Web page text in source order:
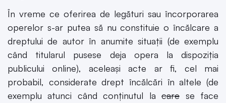
În vreme ce oferirea de legături sau încorporarea
operelor s-ar putea să nu constituie o încălcare a
dreptului de autor în anumite situații (de exemplu
când titularul pusese deja opera la dispoziția
publicului online), aceleași acte ar fi, cel mai
probabil, considerate drept încălcări în altele (de
exemplu atunci când conținutul lacarese face